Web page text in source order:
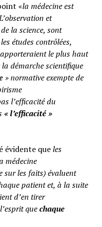
«la médecine est
et
la science, sont
études contrôlées,
le plus haut
démarche scientifique
» normative exempte de
l’efficacité du
«l’efficacité »
évidente queles
médecine
sur les faits) évaluent
patient et, à la suite
d’en tirer
quechaque